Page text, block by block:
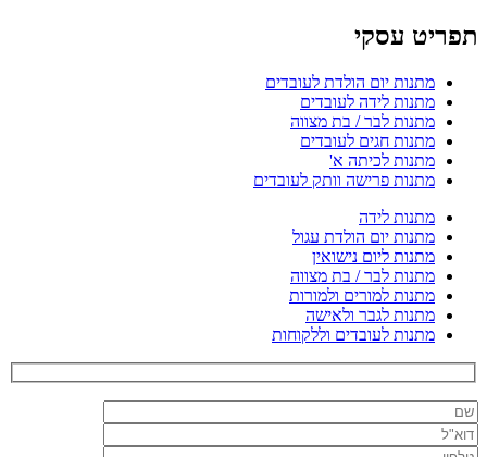
תפריט עסקי
מתנות יום הולדת לעובדים
מתנות לידה לעובדים
מתנות לבר / בת מצווה
מתנות חגים לעובדים
מתנות לכיתה א'
מתנות פרישה וותק לעובדים
מתנות לידה
מתנות יום הולדת עגול
מתנות ליום נישואין
מתנות לבר / בת מצווה
מתנות למורים ולמורות
מתנות לגבר ולאישה
מתנות לעובדים וללקוחות